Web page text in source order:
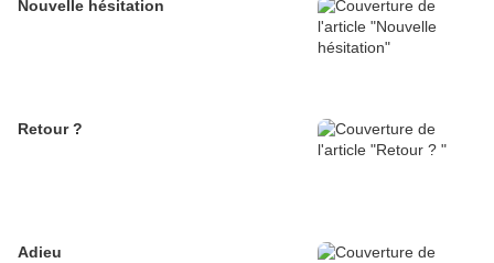
Nouvelle hésitation
Retour ?
Adieu